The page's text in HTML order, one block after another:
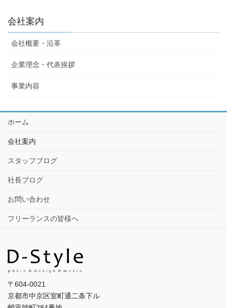
会社案内
会社概要・沿革
企業理念・代表挨拶
事業内容
ホーム
会社案内
スタッフブログ
社長ブログ
お問い合わせ
フリーランスの皆様へ
〒604-0021
京都市中京区室町通二条下ル